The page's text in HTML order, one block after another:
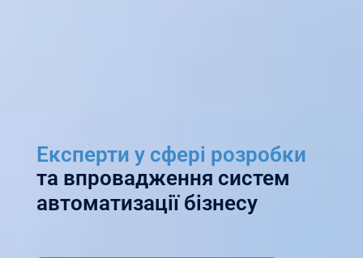
Експерти у сфері розробки
та впровадження систем
автоматизації бізнесу